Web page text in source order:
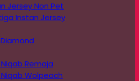
Jersey Non Pet
Instan Jersey
Remaja
Wolpeach